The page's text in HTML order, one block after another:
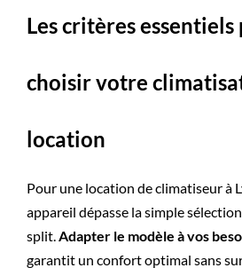
Les critères
choisir votre
location
Pour une location de climatiseur à
appareil dépasse la simple
split. Adapter le modèle à vos
garantit un confort optimal sans